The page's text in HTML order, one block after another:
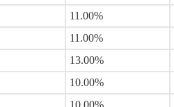
11.00%
11.00%
13.00%
10.00%
10.00%